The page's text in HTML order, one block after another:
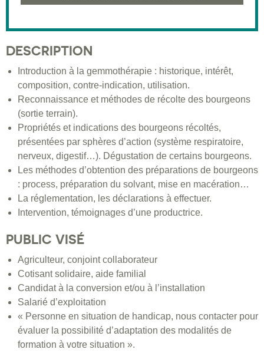
DESCRIPTION
Introduction à la gemmothérapie : historique, intérêt,
composition, contre-indication, utilisation.
Reconnaissance et méthodes de récolte des bourgeons
(sortie terrain).
Propriétés et indications des bourgeons récoltés,
présentées par sphères d’action (système respiratoire,
nerveux, digestif…). Dégustation de certains bourgeons.
Les méthodes d’obtention des préparations de bourgeons
: process, préparation du solvant, mise en macération…
La réglementation, les déclarations à effectuer.
Intervention, témoignages d’une productrice.
PUBLIC VISÉ
Agriculteur, conjoint collaborateur
Cotisant solidaire, aide familial
Candidat à la conversion et/ou à l’installation
Salarié d’exploitation
« Personne en situation de handicap, nous contacter pour
évaluer la possibilité d’adaptation des modalités de
formation à votre situation ».